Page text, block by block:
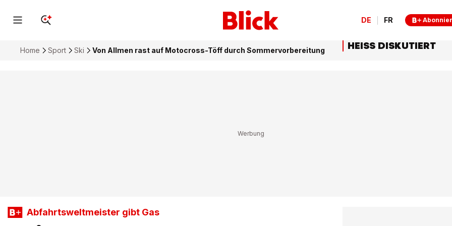
DE FR
Home Sport Ski Von Allmen rast auf Motocross-Töff durch Sommervorbereitung
Abfahrtsweltmeister gibt Gas
HEISS DISKUTIERT